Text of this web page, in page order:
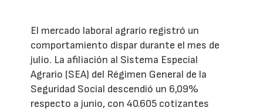
El mercado laboral agrario registró un
comportamiento dispar durante el mes de
julio. La afiliación al Sistema Especial
Agrario (SEA) del Régimen General de la
Seguridad Social descendió un 6,09%
respecto a junio, con 40.605 cotizantes